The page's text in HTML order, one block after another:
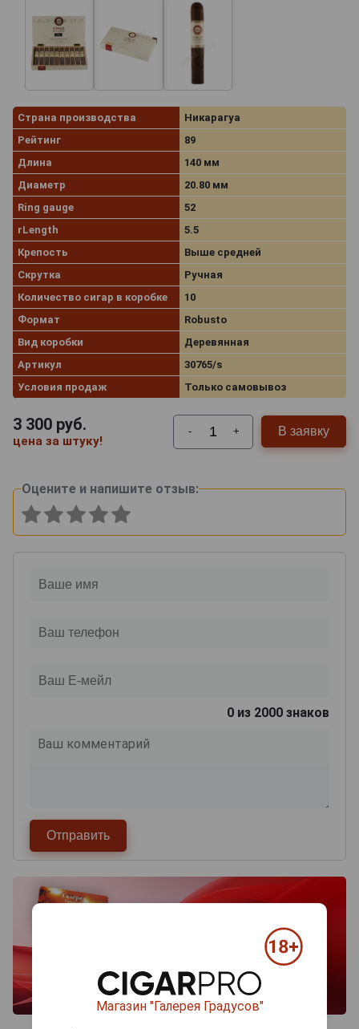
Страна производства
Никарагуа
Рейтинг
89
Длина
140 мм
Диаметр
20.80 мм
Ring gauge
52
rLength
5.5
Крепость
Выше средней
Скрутка
Ручная
Количество сигар в коробке
10
Формат
Robusto
Вид коробки
Деревянная
Артикул
30765/s
Условия продаж
Только самовывоз
3 300 руб.
цена за штуку!
- + В заявку
Оцените и напишите отзыв:
0 из 2000 знаков
Магазин "Галерея Градусов"